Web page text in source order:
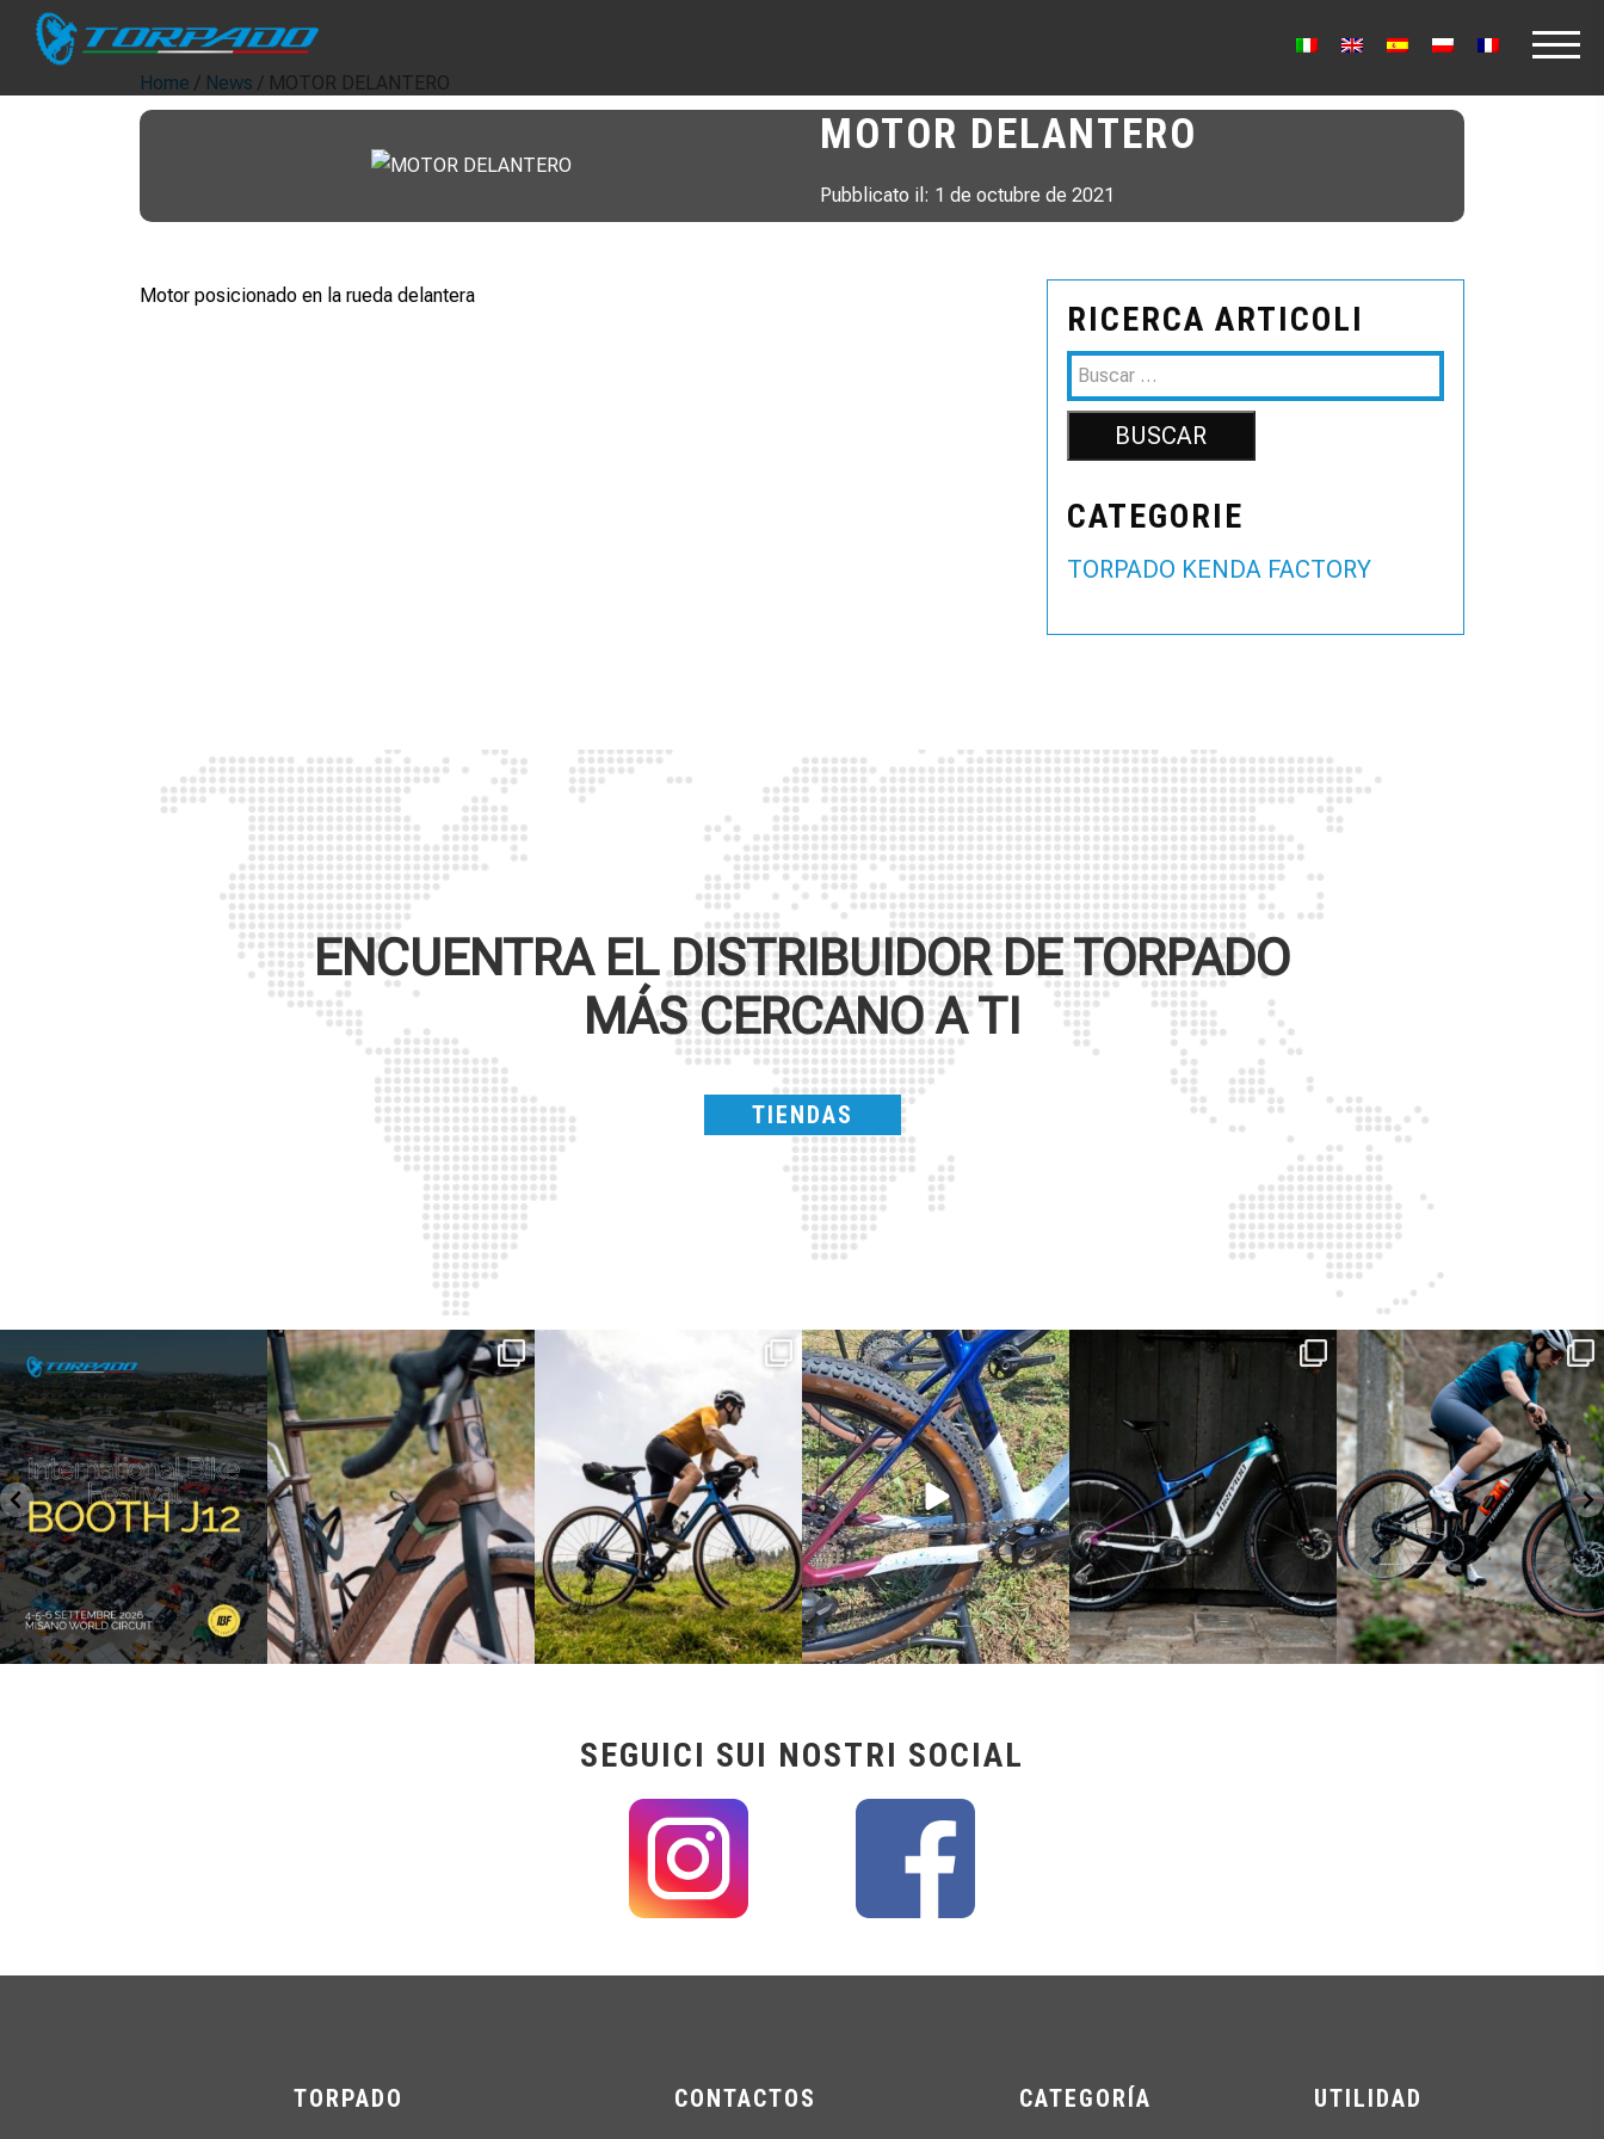
Home / News / MOTOR DELANTERO
MOTOR DELANTERO
Pubblicato il: 1 de octubre de 2021
Motor posicionado en la rueda delantera
RICERCA ARTICOLI
CATEGORIE
TORPADO KENDA FACTORY
ENCUENTRA EL DISTRIBUIDOR DETORPADO
MÁS CERCANO A TI
TIENDAS
IBF sta per...
8 0
Kepler R è la gravel pensata per affrontare
lunghe...
26 0
Parte dalla strada, continua sulla ghiaia,
2
Torpado ai Campionati Italiani XCO & E-
MTB
...
116 1
ReNero R è stata sviluppata per offrire
Ieri erano distanze. Oggi con Xanto S
sono...
25 0
SEGUICI SUI NOSTRI SOCIAL
TORPADO CONTACTOS CATEGORÍA UTILIDAD